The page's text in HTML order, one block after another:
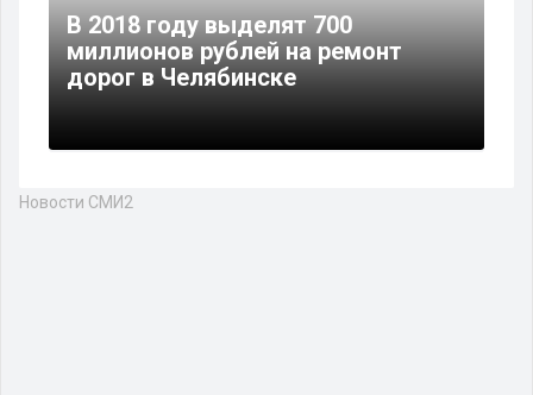
В 2018 году выделят 700
миллионов рублей на ремонт
дорог в Челябинске
Новости СМИ2